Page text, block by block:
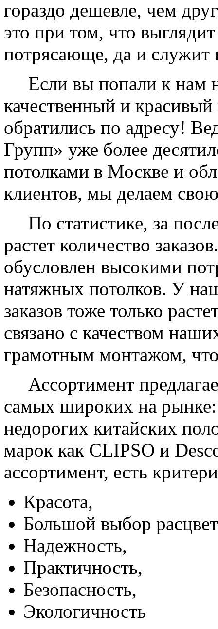
гораздо дешевле, чем
это при том, что
потрясающе, да и служит
Если вы попали к нам
качественный и
обратились по адресу!
Групп» уже более
потолками в Москве и
клиентов, мы делаем
По статистике, за
растет количество
обусловлен высокими
натяжных потолков. У
заказов тоже только
связано с качеством
грамотным монтажом,
Ассортимент
самых широких на
недорогих китайских
марок как CLIPSO и
ассортимент, есть
Красота,
Большой выбор
Надежность,
Практичность,
Безопасность,
Экологичность